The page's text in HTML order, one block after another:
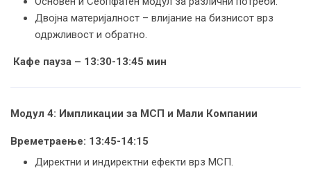
Двојна материјалност – влијание на бизнисот врз
одржливост и обратно.
Кафе пауза – 13:30-13:45 мин
Модул 4: Импликации за МСП и Мали Компании
Времетраење: 13:45-14:15
Директни и индиректни ефекти врз МСП.